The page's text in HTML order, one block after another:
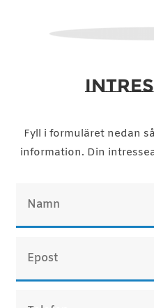
Fyll i formuläret nedan
information. Din